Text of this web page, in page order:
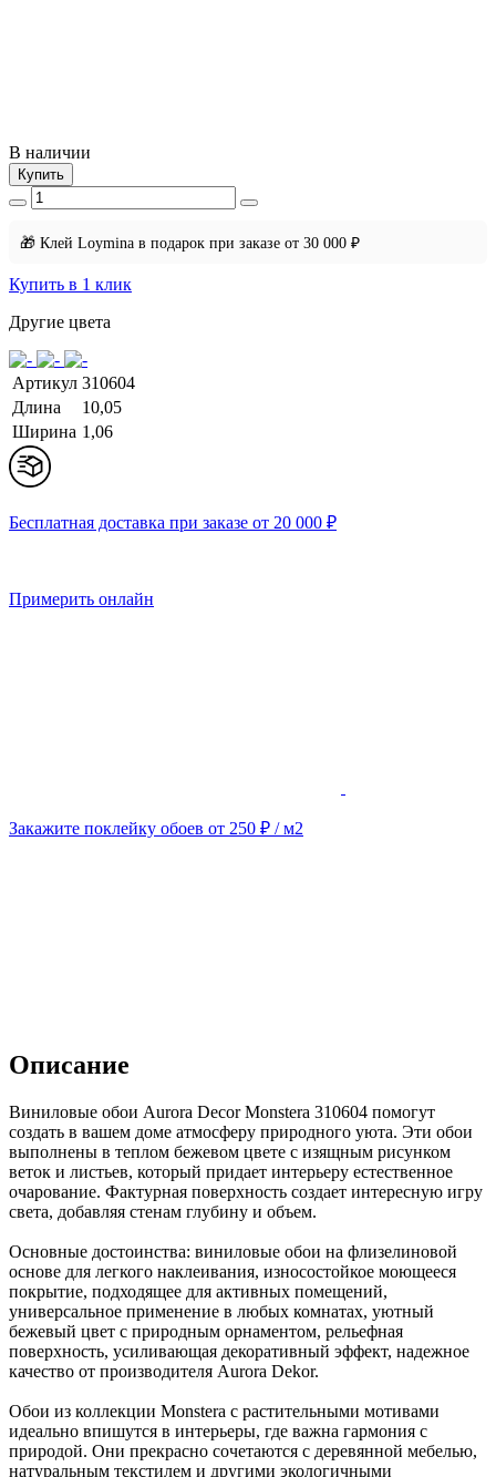
В наличии
Купить
🎁 Клей Loymina в подарок при заказе от 30 000 ₽
Купить в 1 клик
Другие цвета
Артикул 310604
Длина
10,05
Ширина 1,06
Бесплатная доставка при заказе от 20 000 ₽
Примерить онлайн
Закажите поклейку обоев от 250 ₽ / м2
Описание
Виниловые обои Aurora Decor Monstera 310604 помогут
создать в вашем доме атмосферу природного уюта. Эти обои
выполнены в теплом бежевом цвете с изящным рисунком
веток и листьев, который придает интерьеру естественное
очарование. Фактурная поверхность создает интересную игру
света, добавляя стенам глубину и объем.
Основные достоинства: виниловые обои на флизелиновой
основе для легкого наклеивания, износостойкое моющееся
покрытие, подходящее для активных помещений,
универсальное применение в любых комнатах, уютный
бежевый цвет с природным орнаментом, рельефная
поверхность, усиливающая декоративный эффект, надежное
качество от производителя Aurora Dekor.
Обои из коллекции Monstera с растительными мотивами
идеально впишутся в интерьеры, где важна гармония с
природой. Они прекрасно сочетаются с деревянной мебелью,
натуральным текстилем и другими экологичными